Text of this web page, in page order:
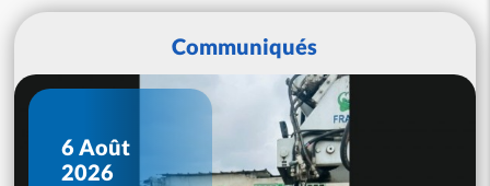
Communiqués
6 Août
2026